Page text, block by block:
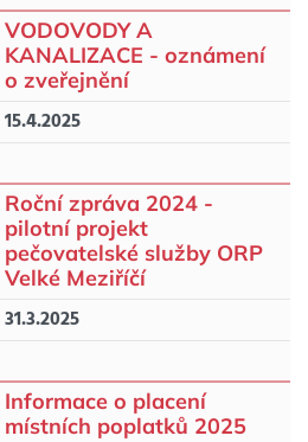
VODOVODY A
KANALIZACE - oznámení
o zveřejnění
15.4.2025
Roční zpráva 2024 -
pilotní projekt
pečovatelské služby ORP
Velké Meziříčí
31.3.2025
Informace o placení
místních poplatků 2025